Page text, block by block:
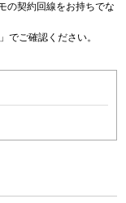
の契約回線をお持ちでな
」でご確認ください。